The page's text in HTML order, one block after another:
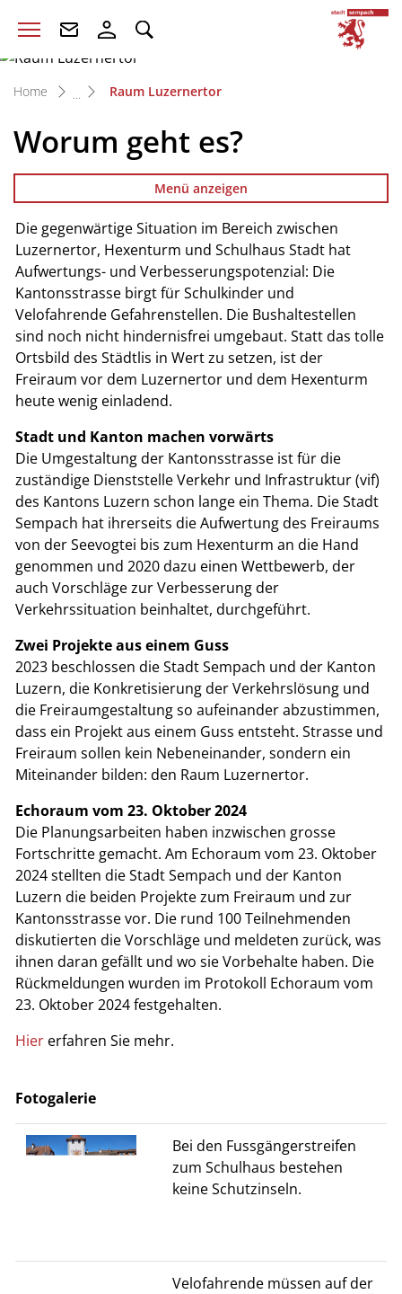
Home Raum Luzernertor(ausgewählt)
Worum geht es?
Menü anzeigen
Die gegenwärtige Situation im Bereich zwischen
Luzernertor, Hexenturm und Schulhaus Stadt hat
Aufwertungs- und Verbesserungspotenzial: Die
Kantonsstrasse birgt für Schulkinder und
Velofahrende Gefahrenstellen. Die Bushaltestellen
sind noch nicht hindernisfrei umgebaut. Statt das tolle
Ortsbild des Städtlis in Wert zu setzen, ist der
Freiraum vor dem Luzernertor und dem Hexenturm
heute wenig einladend.
Stadt und Kanton machen vorwärts
Die Umgestaltung der Kantonsstrasse ist für die
zuständige Dienststelle Verkehr und Infrastruktur (vif)
des Kantons Luzern schon lange ein Thema. Die Stadt
Sempach hat ihrerseits die Aufwertung des Freiraums
von der Seevogtei bis zum Hexenturm an die Hand
genommen und 2020 dazu einen Wettbewerb, der
auch Vorschläge zur Verbesserung der
Verkehrssituation beinhaltet, durchgeführt.
Zwei Projekte aus einem Guss
2023 beschlossen die Stadt Sempach und der Kanton
Luzern, die Konkretisierung der Verkehrslösung und
die Freiraumgestaltung so aufeinander abzustimmen,
dass ein Projekt aus einem Guss entsteht. Strasse und
Freiraum sollen kein Nebeneinander, sondern ein
Miteinander bilden: den Raum Luzernertor.
Echoraum vom 23. Oktober 2024
Die Planungsarbeiten haben inzwischen grosse
Fortschritte gemacht. Am Echoraum vom 23. Oktober
2024 stellten die Stadt Sempach und der Kanton
Luzern die beiden Projekte zum Freiraum und zur
Kantonsstrasse vor. Die rund 100 Teilnehmenden
diskutierten die Vorschläge und meldeten zurück, was
ihnen daran gefällt und wo sie Vorbehalte haben. Die
Rückmeldungen wurden im Protokoll Echoraum vom
23. Oktober 2024 festgehalten.
Hier erfahren Sie mehr.
Fotogalerie
Bei den Fussgängerstreifen
zum Schulhaus bestehen
keine Schutzinseln.
Velofahrende müssen auf der